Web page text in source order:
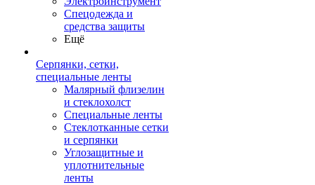
Спецодежда и
средства защиты
Ещё
Серпянки, сетки,
специальные ленты
Малярный флизелин
и стеклохолст
Специальные ленты
Стеклотканные сетки
и серпянки
Углозащитные и
уплотнительные
ленты